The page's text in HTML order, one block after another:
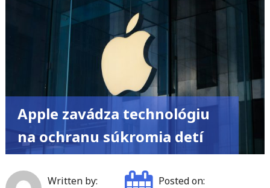
Podrobný
pre
každého"
Apple zavádza technológiu
na ochranu súkromia detí
Written by:
Posted on: